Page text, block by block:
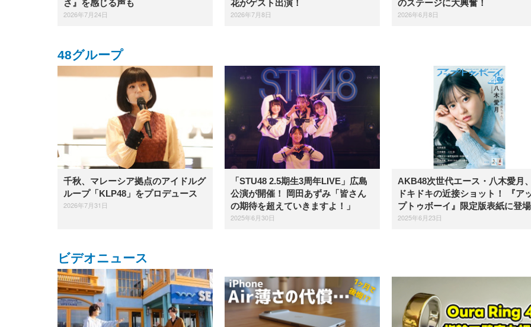
さ』を感じる声も
2026年7月24日
花がゲスト出演！
2026年7月8日
のステージに大興奮！
2026年6月8日
48グループ
千秋、マレーシア拠点のアイドルグ
ループ「KLP48」をプロデュース
2026年7月31日
「STU48 2.5期生3周年LIVE」広島
公演が開催！ 岡田あずみ「皆さん
の期待を超えていきますよ！」
2025年6月30日
AKB48次世代エース・八木愛月
ドキドキの近接ショット！ 『ア
プトゥボーイ』限定版表紙に登場
2025年6月23日
ビデオニュース